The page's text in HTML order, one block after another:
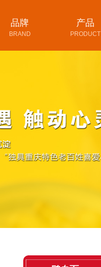
品牌
BRAND
产品
PRODUCT